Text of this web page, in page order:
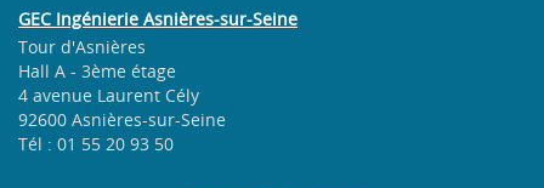
GEC Ingénierie Asnières-sur-Seine
Tour d'Asnières
Hall A - 3ème étage
4 avenue Laurent Cély
92600 Asnières-sur-Seine
Tél : 01 55 20 93 50